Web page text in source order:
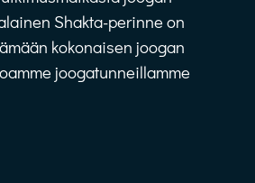
Shakta-perinne on
kokonaisen joogan
joogatunneillamme